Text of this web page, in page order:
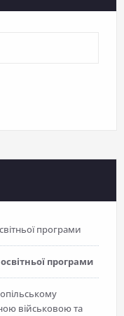
програми
програми
військовою та